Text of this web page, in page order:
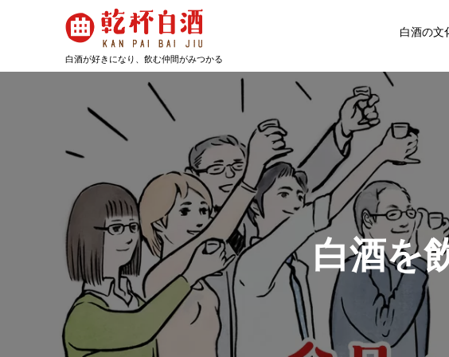
白酒が好き にな り、 飲む仲間がみつかる
白酒の文
白酒を